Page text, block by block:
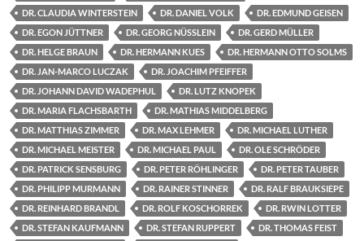
DR. CLAUDIA WINTERSTEIN
DR. DANIEL VOLK
DR. EDMUND GEISEN
DR. EGON JÜTTNER
DR. GEORG NÜSSLEIN
DR. GERD MÜLLER
DR. HELGE BRAUN
DR. HERMANN KUES
DR. HERMANN OTTO SOLMS
DR. JAN-MARCO LUCZAK
DR. JOACHIM PFEIFFER
DR. JOHANN DAVID WADEPHUL
DR. LUTZ KNOPEK
DR. MARIA FLACHSBARTH
DR. MATHIAS MIDDELBERG
DR. MATTHIAS ZIMMER
DR. MAX LEHMER
DR. MICHAEL LUTHER
DR. MICHAEL MEISTER
DR. MICHAEL PAUL
DR. OLE SCHRÖDER
DR. PATRICK SENSBURG
DR. PETER RÖHLINGER
DR. PETER TAUBER
DR. PHILIPP MURMANN
DR. RAINER STINNER
DR. RALF BRAUKSIEPE
DR. REINHARD BRANDL
DR. ROLF KOSCHORREK
DR. RWIN LOTTER
DR. STEFAN KAUFMANN
DR. STEFAN RUPPERT
DR. THOMAS FEIST